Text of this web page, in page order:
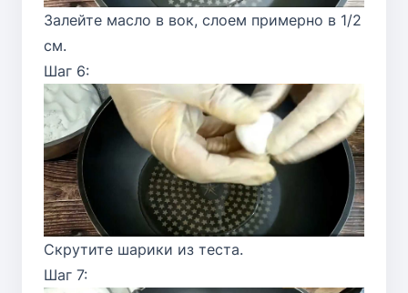
Залейте масло в вок, слоем примерно в 1/2
см.
Шаг 6:
Скрутите шарики из теста.
Шаг 7: